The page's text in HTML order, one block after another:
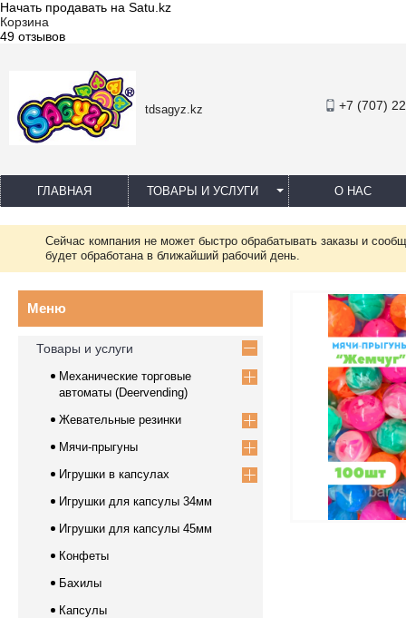
Начать продавать на Satu.kz
Корзина
49 отзывов
tdsagyz.kz +7 (707)
ГЛАВНАЯ ТОВАРЫ И УСЛУГИ О НАС
Сейчас компания не может быстро обрабатывать заказы и
будет обработана в ближайший рабочий день.
Товары и услуги
Механические торговые
автоматы (Deervending)
Жевательные резинки
Мячи-прыгуны
Игрушки в капсулах
Игрушки для капсулы 34мм
Игрушки для капсулы 45мм
Конфеты
Бахилы
Капсулы